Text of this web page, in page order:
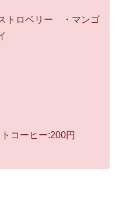
トロベリー ・マンゴ
コーヒー:200円